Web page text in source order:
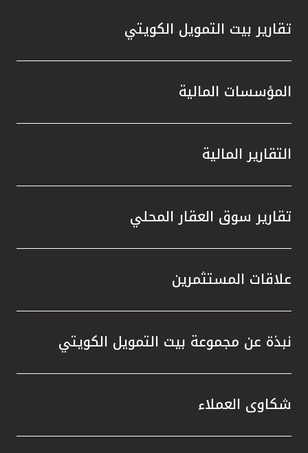
تقارير بيت التمويل الكويتي
المؤسسات المالية
التقارير المالية
تقارير سوق العقار المحلي
علاقات المستثمرين
نبذة عن مجموعة بيت التمويل الكويتي
شكاوى العملاء